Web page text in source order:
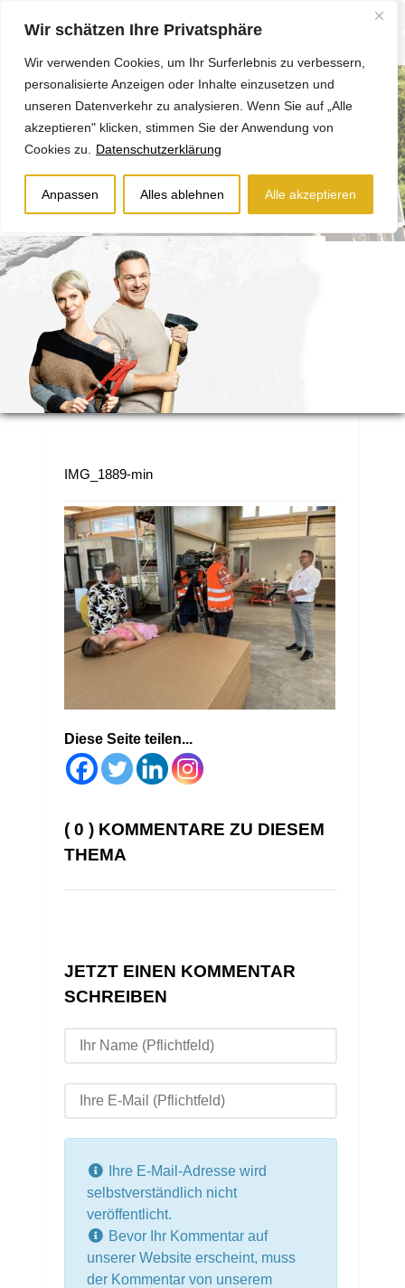
Wir schätzen Ihre Privatsphäre
Wir verwenden Cookies, um Ihr Surferlebnis zu verbessern,
personalisierte Anzeigen oder Inhalte einzusetzen und
unseren Datenverkehr zu analysieren. Wenn Sie auf „Alle
akzeptieren" klicken, stimmen Sie der Anwendung von
Cookies zu.
Datenschutzerklärung
Anpassen Alles ablehnen Alle akzeptieren
IMG_1889-min
Diese Seite teilen...
( 0 ) KOMMENTARE ZU DIESEM
THEMA
JETZT EINEN KOMMENTAR
SCHREIBEN
Ihre E-Mail-Adresse wird
selbstverständlich nicht
veröffentlicht.
Bevor Ihr Kommentar auf
unserer Website erscheint, muss
der Kommentar von unserem